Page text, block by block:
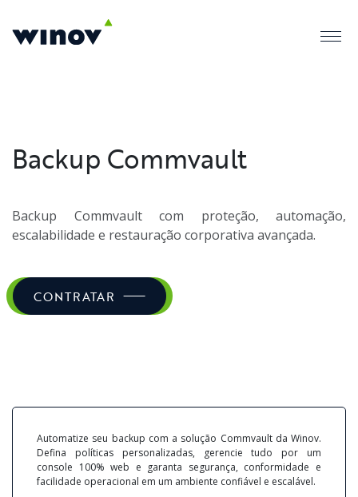
Backup Commvault
Backup Commvault com proteção, automação,
escalabilidade e restauração corporativa avançada.
CONTRATAR
Automatize seu backup com a solução Commvault da Winov.
Defina políticas personalizadas, gerencie tudo por um
console 100% web e garanta segurança, conformidade e
facilidade operacional em um ambiente confiável e escalável.